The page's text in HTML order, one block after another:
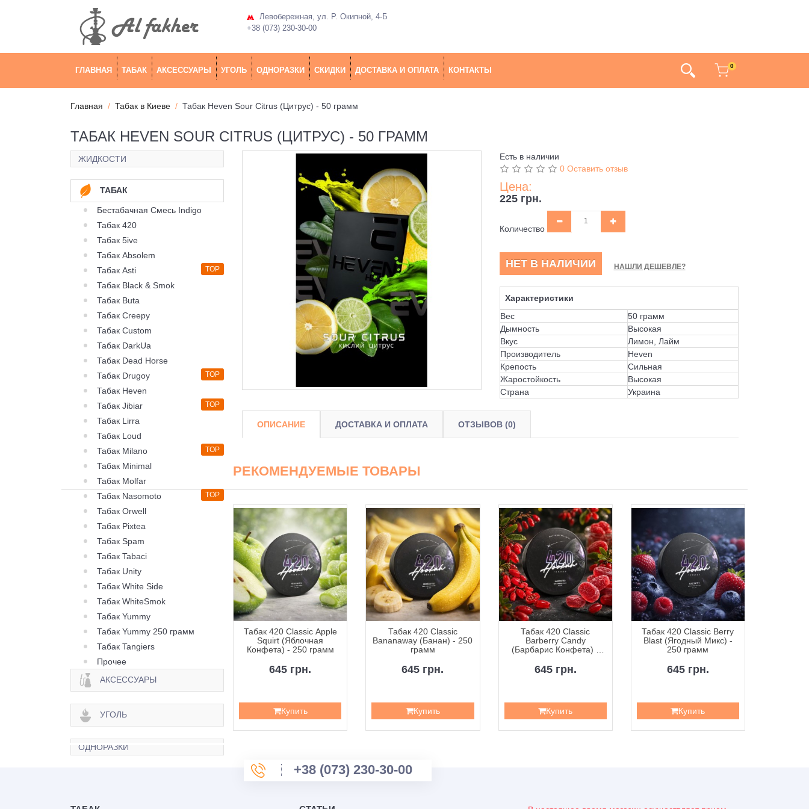
Левобережная, ул. Р. Окипной, 4-Б
+38 (073) 230-30-00
ГЛАВНАЯ ТАБАК АКСЕССУАРЫ УГОЛЬ ОДНОРАЗКИ СКИДКИ ДОСТАВКА И ОПЛАТА КОНТАКТЫ 0
Главная Табак в Киеве Табак Heven Sour Citrus (Цитрус) - 50 грамм
ТАБАК HEVEN SOUR CITRUS (ЦИТРУС) - 50 ГРАММ
ЖИДКОСТИ
ТАБАК
Бестабачная Смесь Indigo
Табак 420
Табак 5ive
Табак Absolem
Табак Asti
TOP
Табак Black & Smok
Табак Buta
Табак Creepy
Табак Custom
Табак DarkUa
Табак Dead Horse
Табак Drugoy
TOP
Табак Heven
Табак Jibiar
TOP
Табак Lirra
Табак Loud
Табак Milano
TOP
Табак Minimal
Табак Molfar
Табак Nasomoto
TOP
Табак Orwell
Табак Pixtea
Табак Spam
Табак Tabaci
Табак Unity
Табак White Side
Табак WhiteSmok
Табак Yummy
Табак Yummy 250 грамм
Табак Tangiers
Прочее
АКСЕССУАРЫ
УГОЛЬ
ОДНОРАЗКИ
Есть в наличии
0 Оставить отзыв
Цена:
225 грн.
Количество
НЕТ В НАЛИЧИИ НАШЛИ ДЕШЕВЛЕ?
Характеристики
Вес
50 грамм
Дымность
Высокая
Вкус
Лимон, Лайм
Производитель
Heven
Крепость
Сильная
Жаростойкость
Высокая
Страна
Украина
ОПИСАНИЕ ДОСТАВКА И ОПЛАТА ОТЗЫВОВ (0)
РЕКОМЕНДУЕМЫЕ ТОВАРЫ
Табак 420 Classic Frost
Зен) - 100 грамм
335 грн.
Табак 420 Classic Apple
Squirt (Яблочная
Конфета) - 250 грамм
645 грн.
Купить
Табак 420 Classic
Bananaway (Банан) - 250
грамм
645 грн.
Купить
Табак 420 Classic
Barberry Candy
(Барбарис Конфета) -
645 грн.
Купить
Табак 420 Classic Berry
Blast (Ягодный Микс) -
250 грамм
645 грн.
Купить
+38 (073) 230-30-00